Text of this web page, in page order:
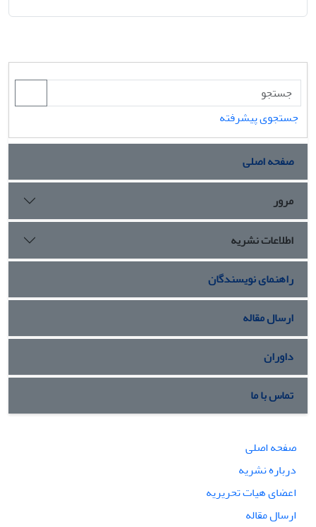
جستجوی پیشرفته
صفحه اصلی
مرور
اطلاعات نشریه
راهنمای نویسندگان
ارسال مقاله
داوران
تماس با ما
صفحه اصلی
درباره نشریه
اعضای هیات تحریریه
ارسال مقاله